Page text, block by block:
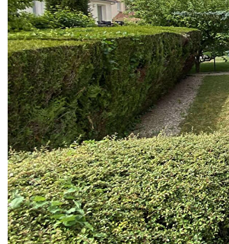
Située dans un secteur prisé, cette maison de construction
traditionnelle séduira les amateurs de beaux volumes.
Parfaitement adaptée à une vie de famille, elle offre un
cadre de vie agréable et confortable.
Au rez-de-chaussée, vous découvrirez un spacieux séjour,
agrémenté d'une cheminée conviviale, avec un accès
direct à la terrasse, idéale pour profiter des beaux jours. La
cuisine est aménagée et indépendante.
La maison dispose de 4 chambres confortables réparties
sur deux niveaux, ainsi que de 2 salles de bain bien
agencées. Le tout est complété par un sous-sol complet,
offrant de nombreuses possibilités de rangement ou
d'aménagement (atelier, buanderie, salle de jeux?).
Le jardin soigneusement entretenu entoure la maison et
invite à la détente dans un environnement calme et
verdoyant.
Un bien rare sur le secteur, à visiter sans tarder !
Nos honoraires Nous contacter